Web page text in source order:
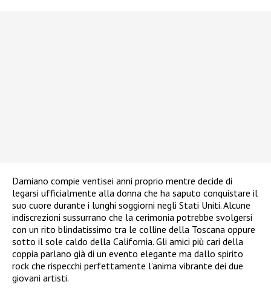
Damiano compie ventisei anni proprio mentre decide di
legarsi ufficialmente alla donna che ha saputo conquistare il
suo cuore durante i lunghi soggiorni negli Stati Uniti. Alcune
indiscrezioni sussurrano che la cerimonia potrebbe svolgersi
con un rito blindatissimo tra le colline della Toscana oppure
sotto il sole caldo della California. Gli amici più cari della
coppia parlano già di un evento elegante ma dallo spirito
rock che rispecchi perfettamente l’anima vibrante dei due
giovani artisti.